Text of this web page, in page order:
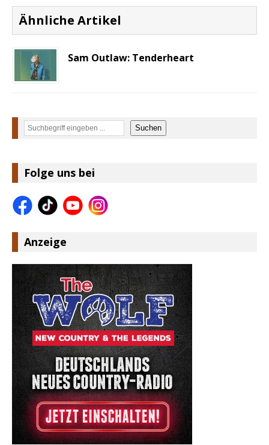
Ähnliche Artikel
Sam Outlaw: Tenderheart
Suchen Suchen
Folge uns bei
Anzeige